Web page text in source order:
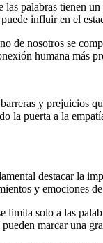
palabras tienen
influir en el
de nosotros se
humana más
y prejuicios
la puerta a la
destacar la
y emociones
limita solo a las
marcar una